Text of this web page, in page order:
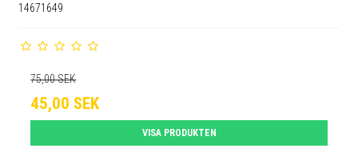
14671649
75,00 SEK
45,00 SEK
VISA PRODUKTEN